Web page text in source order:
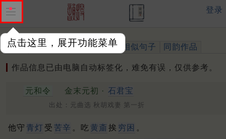
点击这里，展开功能菜单
登录
作品 标注四声 出处、引用 相似句子 同韵作品
作品信息已由电脑自动标签化，难免有误，仅供参考。
元和令 金末元初 · 石君宝
出处：元曲选 秋胡戏妻 第一折
他守 青灯 受 苦辛 。吃黄齑 挨 穷困 。